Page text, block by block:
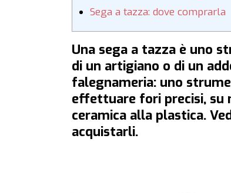
Sega a tazza: dove comprarla
Una sega a tazza è uno
di un artigiano o di un
falegnameria: uno
effettuare fori precisi, su
ceramica alla plastica.
acquistarli.